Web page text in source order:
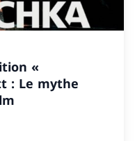
«
: Le mythe